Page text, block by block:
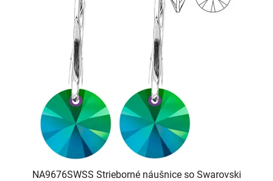
NA9676SWSS Strieborné náušnice so Swarovski